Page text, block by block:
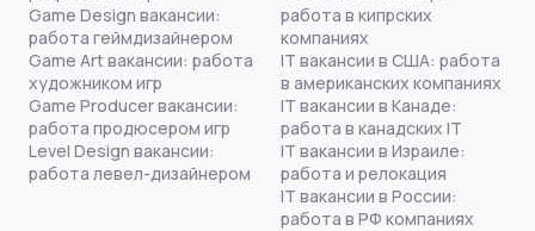
Game Design вакансии:
работа геймдизайнером
Game Art вакансии: работа
художником игр
Game Producer вакансии:
работа продюсером игр
Level Design вакансии:
работа левел-дизайнером
работа в кипрских
компаниях
IT вакансии в США: работа
в американских компаниях
IT вакансии в Канаде:
работа в канадских IT
IT вакансии в Израиле:
работа и релокация
IT вакансии в России:
работа в РФ компаниях